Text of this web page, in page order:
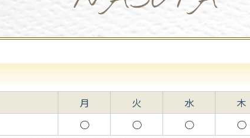
月 火 水 木
○ ○ ○ ○